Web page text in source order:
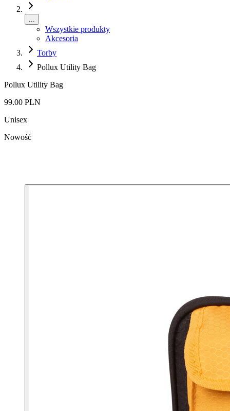
...
Wszystkie produkty
Akcesoria
Torby
Pollux Utility Bag
Pollux Utility Bag
99.00 PLN
Unisex
Nowość